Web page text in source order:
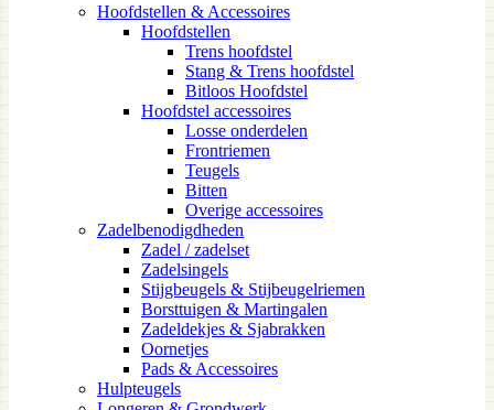
Hoofdstellen & Accessoires
Hoofdstellen
Trens hoofdstel
Stang & Trens hoofdstel
Bitloos Hoofdstel
Hoofdstel accessoires
Losse onderdelen
Frontriemen
Teugels
Bitten
Overige accessoires
Zadelbenodigdheden
Zadel / zadelset
Zadelsingels
Stijgbeugels & Stijbeugelriemen
Borsttuigen & Martingalen
Zadeldekjes & Sjabrakken
Oornetjes
Pads & Accessoires
Hulpteugels